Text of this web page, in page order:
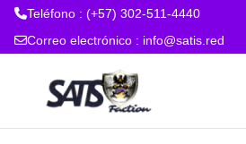
Teléfono : (+57) 302-511-4440
Correo electrónico : info@satis.red